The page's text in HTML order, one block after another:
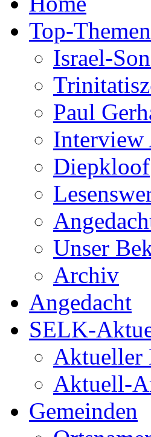
Top-Themen
Israel-
Paul
Interview
Diepkloof
Unser
Archiv
Angedacht
SELK-
Aktueller
Aktuell-
Gemeinden